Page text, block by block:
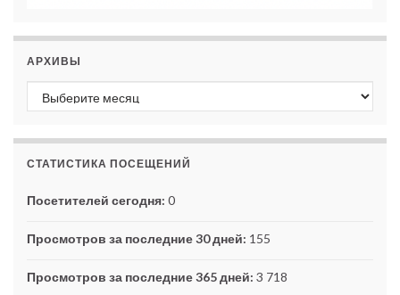
АРХИВЫ
Архивы
СТАТИСТИКА ПОСЕЩЕНИЙ
Посетителей сегодня: 0
Просмотров за последние 30 дней: 155
Просмотров за последние 365 дней: 3 718